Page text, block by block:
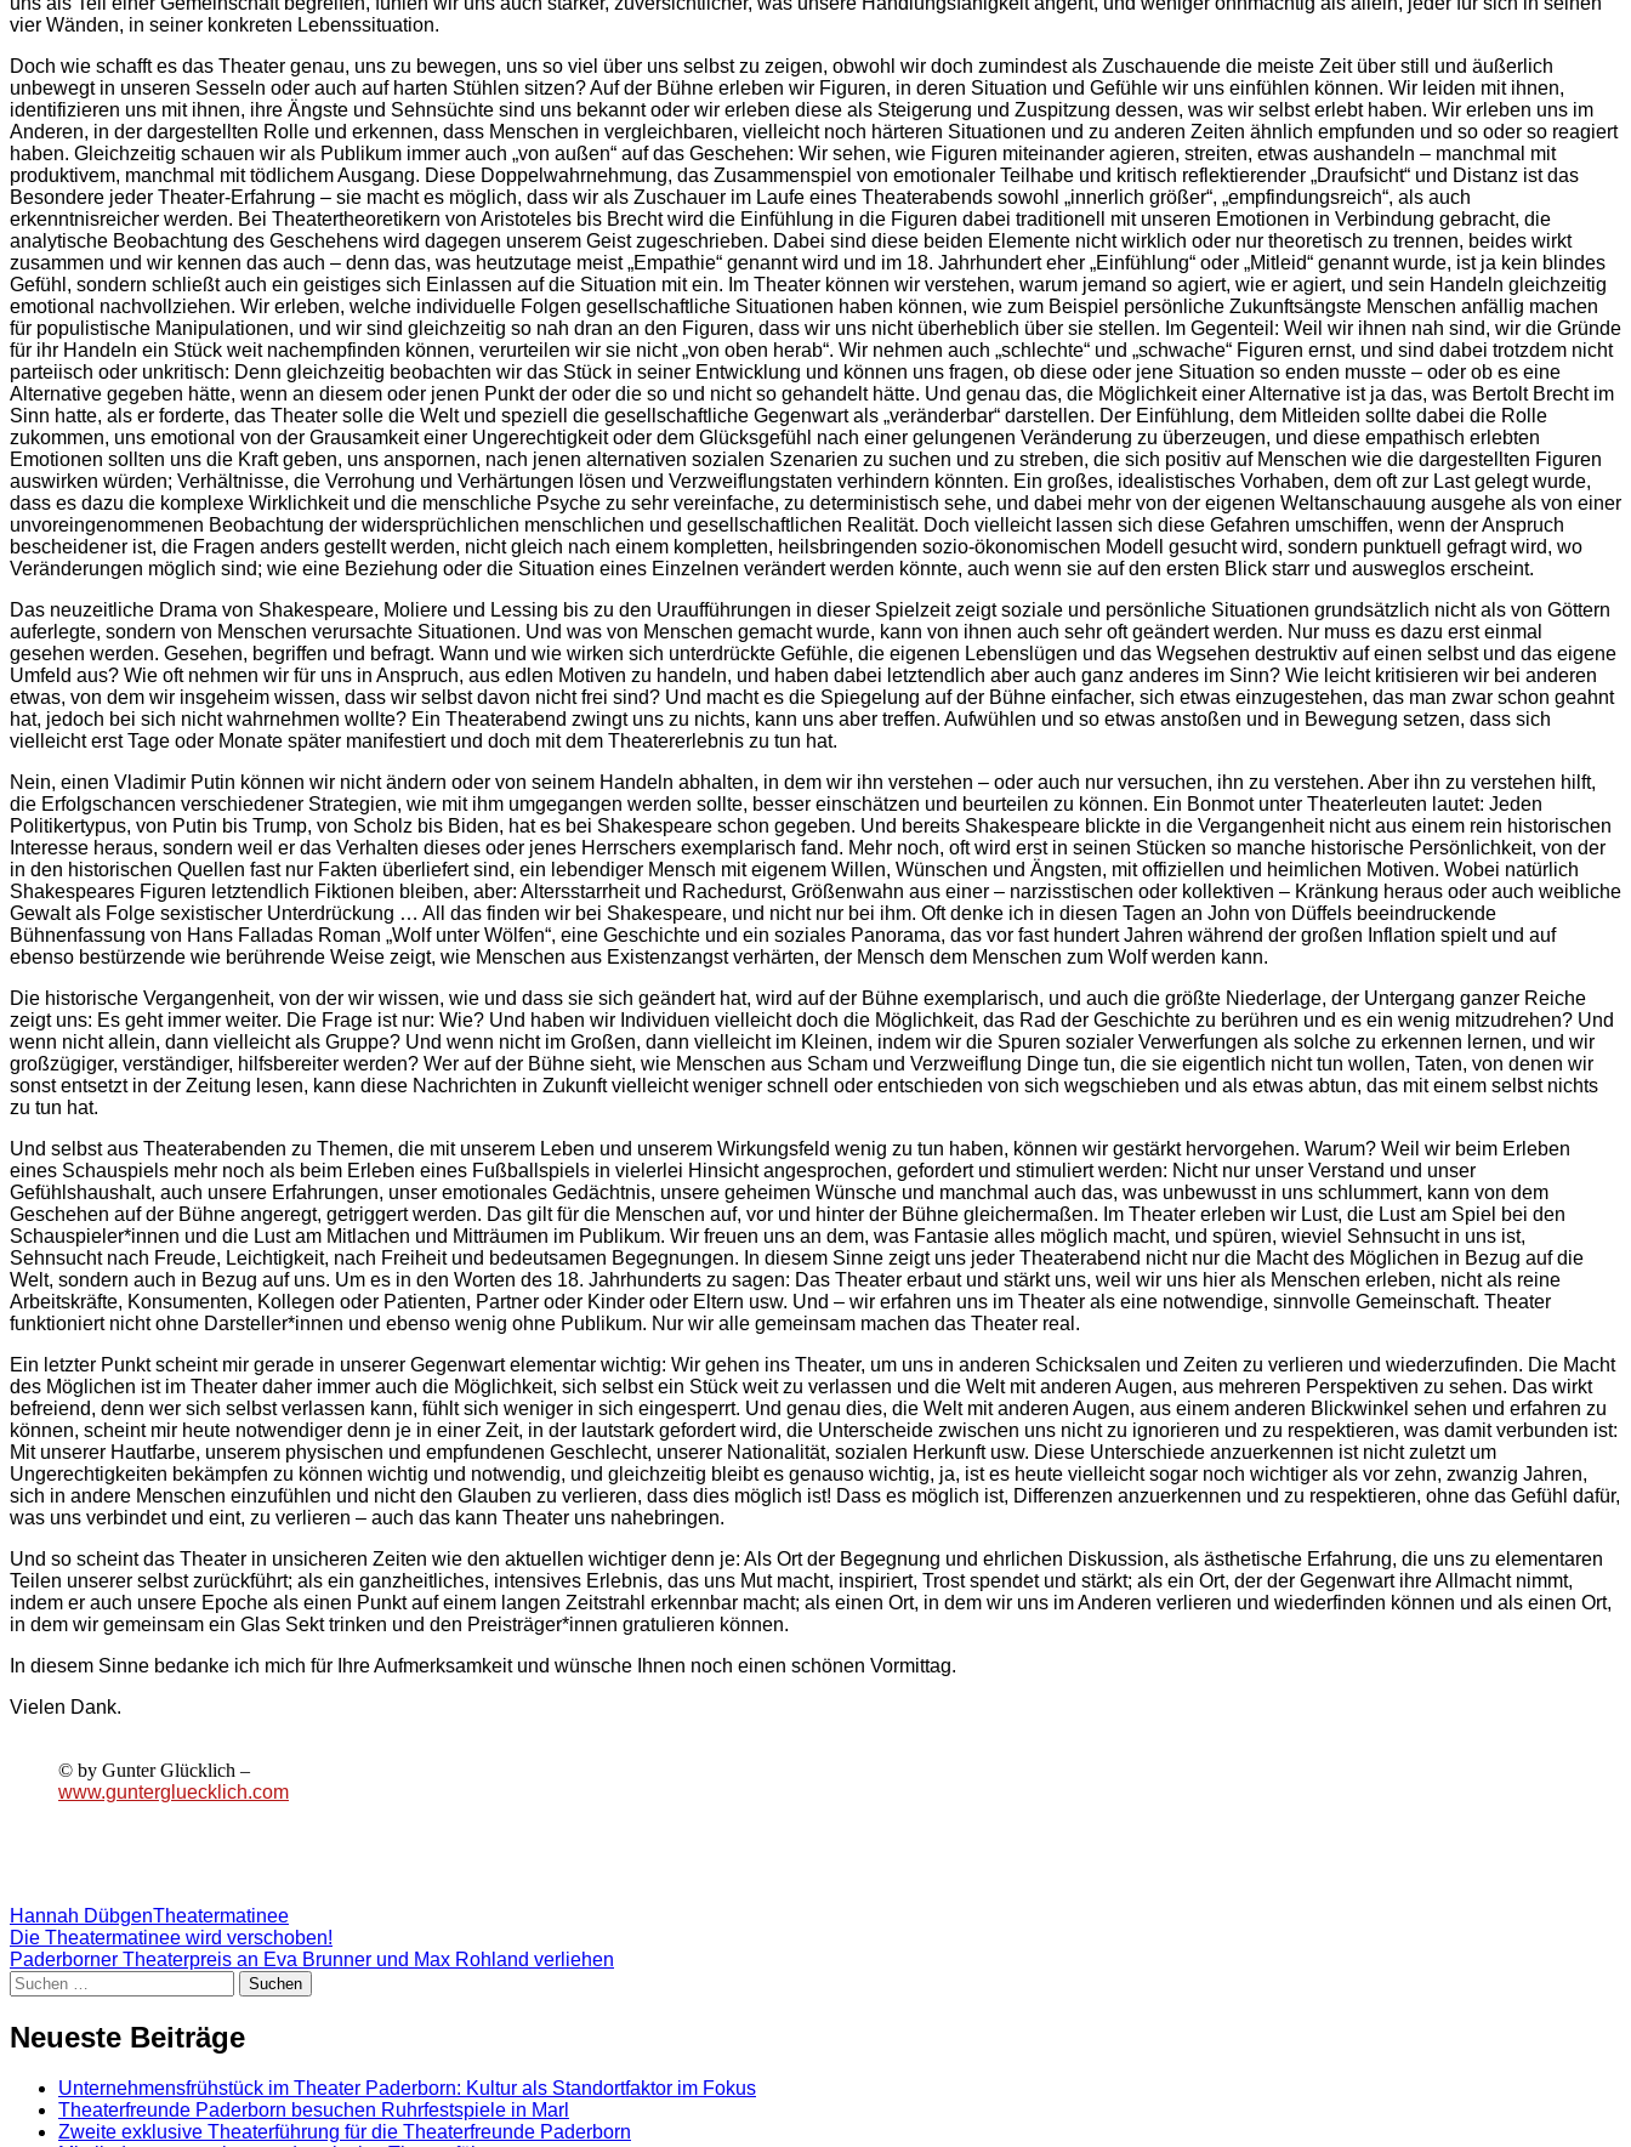
vier Wänden, in seiner konkreten Lebenssituation.
Doch wie schafft es das Theater genau, uns zu bewegen, uns so viel über uns selbst zu zeigen, obwohl wir doch zumindest als Zuschauende die meiste Zeit über still und äußerlich
unbewegt in unseren Sesseln oder auch auf harten Stühlen sitzen? Auf der Bühne erleben wir Figuren, in deren Situation und Gefühle wir uns einfühlen können. Wir leiden mit ihnen,
identifizieren uns mit ihnen, ihre Ängste und Sehnsüchte sind uns bekannt oder wir erleben diese als Steigerung und Zuspitzung dessen, was wir selbst erlebt haben. Wir erleben uns im
Anderen, in der dargestellten Rolle und erkennen, dass Menschen in vergleichbaren, vielleicht noch härteren Situationen und zu anderen Zeiten ähnlich empfunden und so oder so reagiert
haben. Gleichzeitig schauen wir als Publikum immer auch „von außen“ auf das Geschehen: Wir sehen, wie Figuren miteinander agieren, streiten, etwas aushandeln – manchmal mit
produktivem, manchmal mit tödlichem Ausgang. Diese Doppelwahrnehmung, das Zusammenspiel von emotionaler Teilhabe und kritisch reflektierender „Draufsicht“ und Distanz ist das
Besondere jeder Theater-Erfahrung – sie macht es möglich, dass wir als Zuschauer im Laufe eines Theaterabends sowohl „innerlich größer“, „empfindungsreich“, als auch
erkenntnisreicher werden. Bei Theatertheoretikern von Aristoteles bis Brecht wird die Einfühlung in die Figuren dabei traditionell mit unseren Emotionen in Verbindung gebracht, die
analytische Beobachtung des Geschehens wird dagegen unserem Geist zugeschrieben. Dabei sind diese beiden Elemente nicht wirklich oder nur theoretisch zu trennen, beides wirkt
zusammen und wir kennen das auch – denn das, was heutzutage meist „Empathie“ genannt wird und im 18. Jahrhundert eher „Einfühlung“ oder „Mitleid“ genannt wurde, ist ja kein blindes
Gefühl, sondern schließt auch ein geistiges sich Einlassen auf die Situation mit ein. Im Theater können wir verstehen, warum jemand so agiert, wie er agiert, und sein Handeln gleichzeitig
emotional nachvollziehen. Wir erleben, welche individuelle Folgen gesellschaftliche Situationen haben können, wie zum Beispiel persönliche Zukunftsängste Menschen anfällig machen
für populistische Manipulationen, und wir sind gleichzeitig so nah dran an den Figuren, dass wir uns nicht überheblich über sie stellen. Im Gegenteil: Weil wir ihnen nah sind, wir die Gründe
für ihr Handeln ein Stück weit nachempfinden können, verurteilen wir sie nicht „von oben herab“. Wir nehmen auch „schlechte“ und „schwache“ Figuren ernst, und sind dabei trotzdem nicht
parteiisch oder unkritisch: Denn gleichzeitig beobachten wir das Stück in seiner Entwicklung und können uns fragen, ob diese oder jene Situation so enden musste – oder ob es eine
Alternative gegeben hätte, wenn an diesem oder jenen Punkt der oder die so und nicht so gehandelt hätte. Und genau das, die Möglichkeit einer Alternative ist ja das, was Bertolt Brecht im
Sinn hatte, als er forderte, das Theater solle die Welt und speziell die gesellschaftliche Gegenwart als „veränderbar“ darstellen. Der Einfühlung, dem Mitleiden sollte dabei die Rolle
zukommen, uns emotional von der Grausamkeit einer Ungerechtigkeit oder dem Glücksgefühl nach einer gelungenen Veränderung zu überzeugen, und diese empathisch erlebten
Emotionen sollten uns die Kraft geben, uns anspornen, nach jenen alternativen sozialen Szenarien zu suchen und zu streben, die sich positiv auf Menschen wie die dargestellten Figuren
auswirken würden; Verhältnisse, die Verrohung und Verhärtungen lösen und Verzweiflungstaten verhindern könnten. Ein großes, idealistisches Vorhaben, dem oft zur Last gelegt wurde,
dass es dazu die komplexe Wirklichkeit und die menschliche Psyche zu sehr vereinfache, zu deterministisch sehe, und dabei mehr von der eigenen Weltanschauung ausgehe als von einer
unvoreingenommenen Beobachtung der widersprüchlichen menschlichen und gesellschaftlichen Realität. Doch vielleicht lassen sich diese Gefahren umschiffen, wenn der Anspruch
bescheidener ist, die Fragen anders gestellt werden, nicht gleich nach einem kompletten, heilsbringenden sozio-ökonomischen Modell gesucht wird, sondern punktuell gefragt wird, wo
Veränderungen möglich sind; wie eine Beziehung oder die Situation eines Einzelnen verändert werden könnte, auch wenn sie auf den ersten Blick starr und ausweglos erscheint.
Das neuzeitliche Drama von Shakespeare, Moliere und Lessing bis zu den Uraufführungen in dieser Spielzeit zeigt soziale und persönliche Situationen grundsätzlich nicht als von Göttern
auferlegte, sondern von Menschen verursachte Situationen. Und was von Menschen gemacht wurde, kann von ihnen auch sehr oft geändert werden. Nur muss es dazu erst einmal
gesehen werden. Gesehen, begriffen und befragt. Wann und wie wirken sich unterdrückte Gefühle, die eigenen Lebenslügen und das Wegsehen destruktiv auf einen selbst und das eigene
Umfeld aus? Wie oft nehmen wir für uns in Anspruch, aus edlen Motiven zu handeln, und haben dabei letztendlich aber auch ganz anderes im Sinn? Wie leicht kritisieren wir bei anderen
etwas, von dem wir insgeheim wissen, dass wir selbst davon nicht frei sind? Und macht es die Spiegelung auf der Bühne einfacher, sich etwas einzugestehen, das man zwar schon geahnt
hat, jedoch bei sich nicht wahrnehmen wollte? Ein Theaterabend zwingt uns zu nichts, kann uns aber treffen. Aufwühlen und so etwas anstoßen und in Bewegung setzen, dass sich
vielleicht erst Tage oder Monate später manifestiert und doch mit dem Theatererlebnis zu tun hat.
Nein, einen Vladimir Putin können wir nicht ändern oder von seinem Handeln abhalten, in dem wir ihn verstehen – oder auch nur versuchen, ihn zu verstehen. Aber ihn zu verstehen hilft,
die Erfolgschancen verschiedener Strategien, wie mit ihm umgegangen werden sollte, besser einschätzen und beurteilen zu können. Ein Bonmot unter Theaterleuten lautet: Jeden
Politikertypus, von Putin bis Trump, von Scholz bis Biden, hat es bei Shakespeare schon gegeben. Und bereits Shakespeare blickte in die Vergangenheit nicht aus einem rein historischen
Interesse heraus, sondern weil er das Verhalten dieses oder jenes Herrschers exemplarisch fand. Mehr noch, oft wird erst in seinen Stücken so manche historische Persönlichkeit, von der
in den historischen Quellen fast nur Fakten überliefert sind, ein lebendiger Mensch mit eigenem Willen, Wünschen und Ängsten, mit offiziellen und heimlichen Motiven. Wobei natürlich
Shakespeares Figuren letztendlich Fiktionen bleiben, aber: Altersstarrheit und Rachedurst, Größenwahn aus einer – narzisstischen oder kollektiven – Kränkung heraus oder auch weibliche
Gewalt als Folge sexistischer Unterdrückung … All das finden wir bei Shakespeare, und nicht nur bei ihm. Oft denke ich in diesen Tagen an John von Düffels beeindruckende
Bühnenfassung von Hans Falladas Roman „Wolf unter Wölfen“, eine Geschichte und ein soziales Panorama, das vor fast hundert Jahren während der großen Inflation spielt und auf
ebenso bestürzende wie berührende Weise zeigt, wie Menschen aus Existenzangst verhärten, der Mensch dem Menschen zum Wolf werden kann.
Die historische Vergangenheit, von der wir wissen, wie und dass sie sich geändert hat, wird auf der Bühne exemplarisch, und auch die größte Niederlage, der Untergang ganzer Reiche
zeigt uns: Es geht immer weiter. Die Frage ist nur: Wie? Und haben wir Individuen vielleicht doch die Möglichkeit, das Rad der Geschichte zu berühren und es ein wenig mitzudrehen? Und
wenn nicht allein, dann vielleicht als Gruppe? Und wenn nicht im Großen, dann vielleicht im Kleinen, indem wir die Spuren sozialer Verwerfungen als solche zu erkennen lernen, und wir
großzügiger, verständiger, hilfsbereiter werden? Wer auf der Bühne sieht, wie Menschen aus Scham und Verzweiflung Dinge tun, die sie eigentlich nicht tun wollen, Taten, von denen wir
sonst entsetzt in der Zeitung lesen, kann diese Nachrichten in Zukunft vielleicht weniger schnell oder entschieden von sich wegschieben und als etwas abtun, das mit einem selbst nichts
zu tun hat.
Und selbst aus Theaterabenden zu Themen, die mit unserem Leben und unserem Wirkungsfeld wenig zu tun haben, können wir gestärkt hervorgehen. Warum? Weil wir beim Erleben
eines Schauspiels mehr noch als beim Erleben eines Fußballspiels in vielerlei Hinsicht angesprochen, gefordert und stimuliert werden: Nicht nur unser Verstand und unser
Gefühlshaushalt, auch unsere Erfahrungen, unser emotionales Gedächtnis, unsere geheimen Wünsche und manchmal auch das, was unbewusst in uns schlummert, kann von dem
Geschehen auf der Bühne angeregt, getriggert werden. Das gilt für die Menschen auf, vor und hinter der Bühne gleichermaßen. Im Theater erleben wir Lust, die Lust am Spiel bei den
Schauspieler*innen und die Lust am Mitlachen und Mitträumen im Publikum. Wir freuen uns an dem, was Fantasie alles möglich macht, und spüren, wieviel Sehnsucht in uns ist,
Sehnsucht nach Freude, Leichtigkeit, nach Freiheit und bedeutsamen Begegnungen. In diesem Sinne zeigt uns jeder Theaterabend nicht nur die Macht des Möglichen in Bezug auf die
Welt, sondern auch in Bezug auf uns. Um es in den Worten des 18. Jahrhunderts zu sagen: Das Theater erbaut und stärkt uns, weil wir uns hier als Menschen erleben, nicht als reine
Arbeitskräfte, Konsumenten, Kollegen oder Patienten, Partner oder Kinder oder Eltern usw. Und – wir erfahren uns im Theater als eine notwendige, sinnvolle Gemeinschaft. Theater
funktioniert nicht ohne Darsteller*innen und ebenso wenig ohne Publikum. Nur wir alle gemeinsam machen das Theater real.
Ein letzter Punkt scheint mir gerade in unserer Gegenwart elementar wichtig: Wir gehen ins Theater, um uns in anderen Schicksalen und Zeiten zu verlieren und wiederzufinden. Die Macht
des Möglichen ist im Theater daher immer auch die Möglichkeit, sich selbst ein Stück weit zu verlassen und die Welt mit anderen Augen, aus mehreren Perspektiven zu sehen. Das wirkt
befreiend, denn wer sich selbst verlassen kann, fühlt sich weniger in sich eingesperrt. Und genau dies, die Welt mit anderen Augen, aus einem anderen Blickwinkel sehen und erfahren zu
können, scheint mir heute notwendiger denn je in einer Zeit, in der lautstark gefordert wird, die Unterscheide zwischen uns nicht zu ignorieren und zu respektieren, was damit verbunden ist:
Mit unserer Hautfarbe, unserem physischen und empfundenen Geschlecht, unserer Nationalität, sozialen Herkunft usw. Diese Unterschiede anzuerkennen ist nicht zuletzt um
Ungerechtigkeiten bekämpfen zu können wichtig und notwendig, und gleichzeitig bleibt es genauso wichtig, ja, ist es heute vielleicht sogar noch wichtiger als vor zehn, zwanzig Jahren,
sich in andere Menschen einzufühlen und nicht den Glauben zu verlieren, dass dies möglich ist! Dass es möglich ist, Differenzen anzuerkennen und zu respektieren, ohne das Gefühl dafür,
was uns verbindet und eint, zu verlieren – auch das kann Theater uns nahebringen.
Und so scheint das Theater in unsicheren Zeiten wie den aktuellen wichtiger denn je: Als Ort der Begegnung und ehrlichen Diskussion, als ästhetische Erfahrung, die uns zu elementaren
Teilen unserer selbst zurückführt; als ein ganzheitliches, intensives Erlebnis, das uns Mut macht, inspiriert, Trost spendet und stärkt; als ein Ort, der der Gegenwart ihre Allmacht nimmt,
indem er auch unsere Epoche als einen Punkt auf einem langen Zeitstrahl erkennbar macht; als einen Ort, in dem wir uns im Anderen verlieren und wiederfinden können und als einen Ort,
in dem wir gemeinsam ein Glas Sekt trinken und den Preisträger*innen gratulieren können.
In diesem Sinne bedanke ich mich für Ihre Aufmerksamkeit und wünsche Ihnen noch einen schönen Vormittag.
Vielen Dank.
© by Gunter Glücklich –
www.guntergluecklich.com
Hannah DübgenTheatermatinee
Beitragsnavigation
Die Theatermatinee wird verschoben!
Paderborner Theaterpreis an Eva Brunner und Max Rohland verliehen
Suchen
nach:
Neueste Beiträge
Unternehmensfrühstück im Theater Paderborn: Kultur als Standortfaktor im Fokus
Theaterfreunde Paderborn besuchen Ruhrfestspiele in Marl
Zweite exklusive Theaterführung für die Theaterfreunde Paderborn